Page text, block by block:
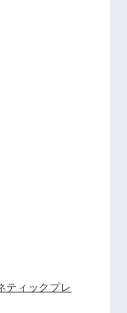
ティックプレ